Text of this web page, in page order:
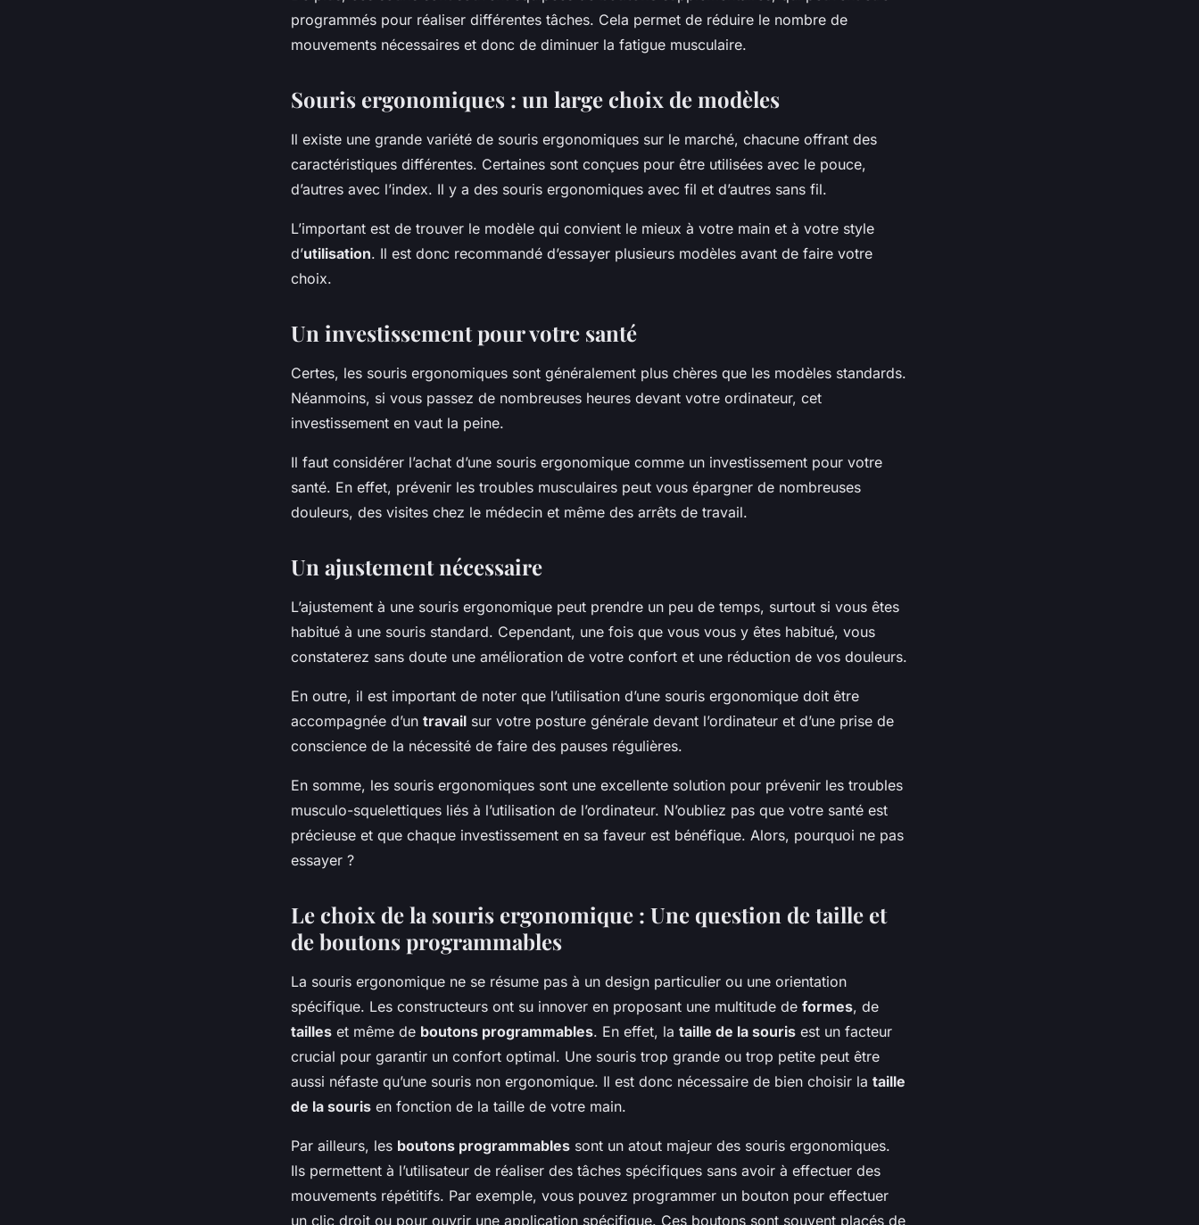
programmés pour réaliser différentes tâches. Cela permet de réduire le nombre de
mouvements nécessaires et donc de diminuer la fatigue musculaire.
Souris ergonomiques : un large choix de modèles
Il existe une grande variété de souris ergonomiques sur le marché, chacune offrant des
caractéristiques différentes. Certaines sont conçues pour être utilisées avec le pouce,
d’autres avec l’index. Il y a des souris ergonomiques avec fil et d’autres sans fil.
L’important est de trouver le modèle qui convient le mieux à votre main et à votre style
d’utilisation. Il est donc recommandé d’essayer plusieurs modèles avant de faire votre
choix.
Un investissement pour votre santé
Certes, les souris ergonomiques sont généralement plus chères que les modèles standards.
Néanmoins, si vous passez de nombreuses heures devant votre ordinateur, cet
investissement en vaut la peine.
Il faut considérer l’achat d’une souris ergonomique comme un investissement pour votre
santé. En effet, prévenir les troubles musculaires peut vous épargner de nombreuses
douleurs, des visites chez le médecin et même des arrêts de travail.
Un ajustement nécessaire
L’ajustement à une souris ergonomique peut prendre un peu de temps, surtout si vous êtes
habitué à une souris standard. Cependant, une fois que vous vous y êtes habitué, vous
constaterez sans doute une amélioration de votre confort et une réduction de vos douleurs.
En outre, il est important de noter que l’utilisation d’une souris ergonomique doit être
accompagnée d’un travail sur votre posture générale devant l’ordinateur et d’une prise de
conscience de la nécessité de faire des pauses régulières.
En somme, les souris ergonomiques sont une excellente solution pour prévenir les troubles
musculo-squelettiques liés à l’utilisation de l’ordinateur. N’oubliez pas que votre santé est
précieuse et que chaque investissement en sa faveur est bénéfique. Alors, pourquoi ne pas
essayer ?
Le choix de la souris ergonomique : Une question de taille et
de boutons programmables
La souris ergonomique ne se résume pas à un design particulier ou une orientation
spécifique. Les constructeurs ont su innover en proposant une multitude de formes, de
tailles et même de boutons programmables. En effet, la taille de la souris est un facteur
crucial pour garantir un confort optimal. Une souris trop grande ou trop petite peut être
aussi néfaste qu’une souris non ergonomique. Il est donc nécessaire de bien choisir la taille
de la souris en fonction de la taille de votre main.
Par ailleurs, les boutons programmables sont un atout majeur des souris ergonomiques.
Ils permettent à l’utilisateur de réaliser des tâches spécifiques sans avoir à effectuer des
mouvements répétitifs. Par exemple, vous pouvez programmer un bouton pour effectuer
un clic droit ou pour ouvrir une application spécifique. Ces boutons sont souvent placés de